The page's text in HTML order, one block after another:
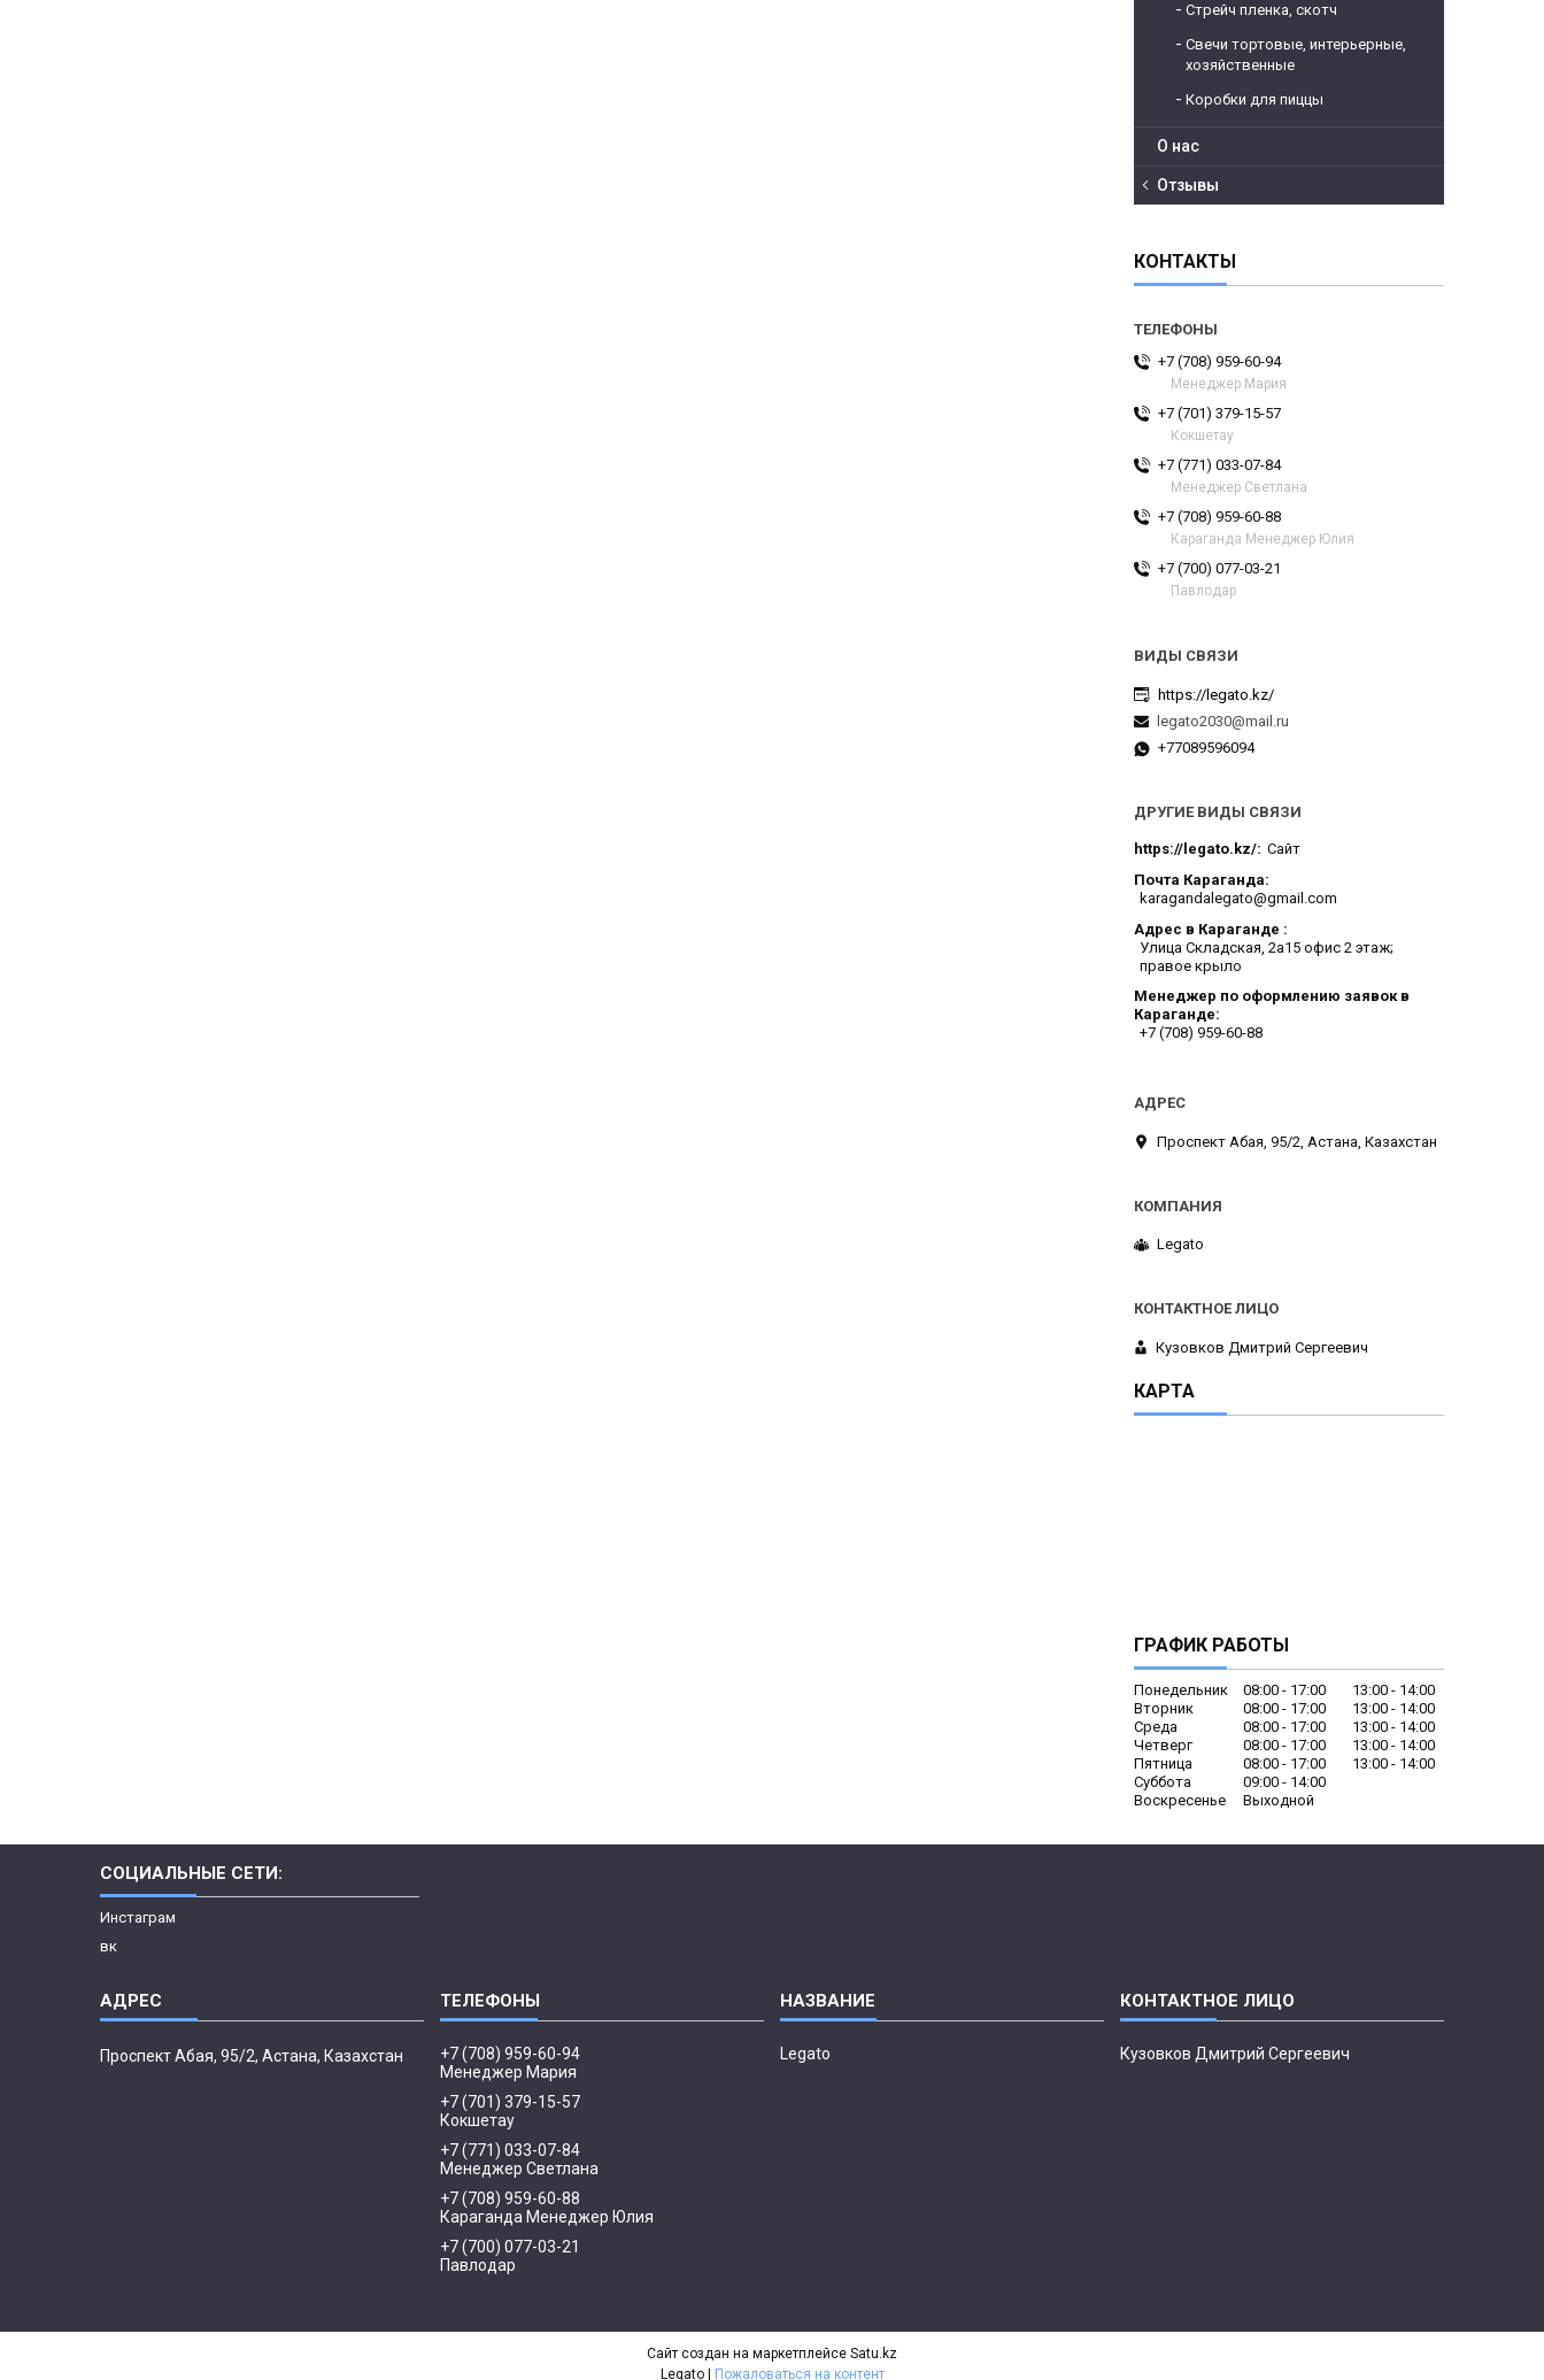
Стрейч пленка, скотч
Свечи тортовые, интерьерные,
хозяйственные
Коробки для пиццы
О нас
Отзывы
КОНТАКТЫ
+7 (708) 959-60-94
Менеджер Мария
+7 (701) 379-15-57
Кокшетау
+7 (771) 033-07-84
Менеджер Светлана
+7 (708) 959-60-88
Караганда Менеджер Юлия
+7 (700) 077-03-21
Павлодар
https://legato.kz/
legato2030@mail.ru
+77089596094
ДРУГИЕ ВИДЫ СВЯЗИ
https://legato.kz/ Сайт
Почта Караганда
karagandalegato@gmail.com
Адрес в Караганде
​Улица Складская, 2а​15 офис 2 этаж;
правое крыло
Менеджер по оформлению заявок в
Караганде
+7 (708) 959-60-88
​Проспект Абая, 95/2, Астана, Казахстан
Legato
Кузовков Дмитрий Сергеевич
КАРТА
ГРАФИК РАБОТЫ
Понедельник 08:00 17:00 13:00
14:00
Вторник
08:00 17:00 13:00
14:00
Среда
08:00 17:00 13:00
14:00
Четверг
08:00 17:00 13:00
14:00
Пятница
08:00 17:00 13:00
14:00
Суббота
09:00
14:00
Воскресенье
Выходной
СОЦИАЛЬНЫЕ СЕТИ:
Инстаграм
вк
​Проспект Абая, 95/2, Астана, Казахстан
+7 (708) 959-60-94
Менеджер Мария
+7 (701) 379-15-57
Кокшетау
+7 (771) 033-07-84
Менеджер Светлана
+7 (708) 959-60-88
Караганда Менеджер Юлия
+7 (700) 077-03-21
Павлодар
Legato Кузовков Дмитрий Сергеевич
Сайт создан на маркетплейсе Satu.kz
Пожаловаться на контент